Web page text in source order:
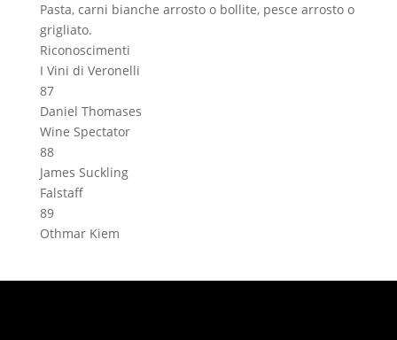
Pasta, carni bianche arrosto o bollite, pesce arrosto o
grigliato.
Riconoscimenti
I Vini di Veronelli
87
Daniel Thomases
Wine Spectator
88
James Suckling
Falstaff
89
Othmar Kiem